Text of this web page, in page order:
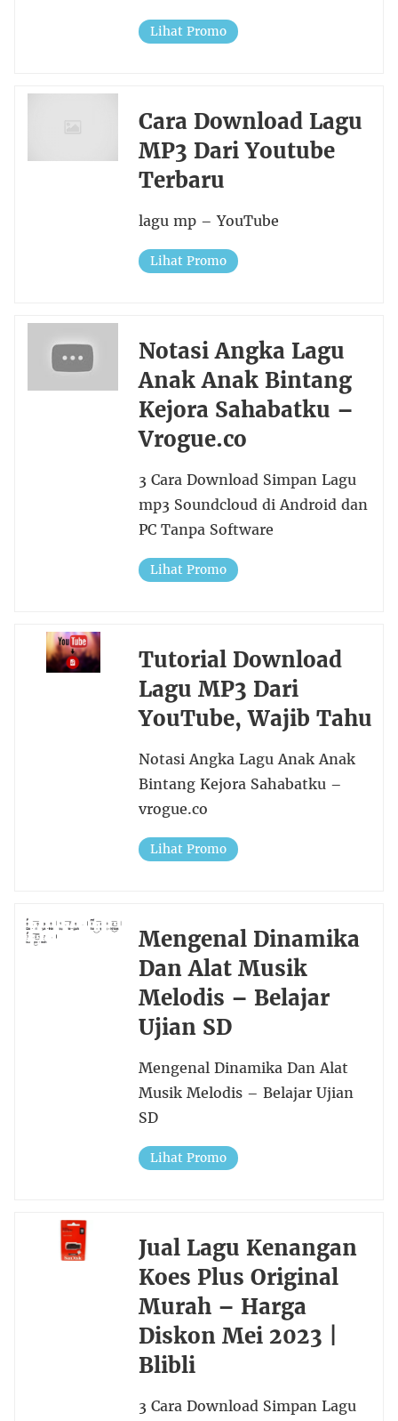
Lihat Promo
Cara Download Lagu
MP3 Dari Youtube
Terbaru
lagu mp – YouTube
Lihat Promo
Notasi Angka Lagu
Anak Anak Bintang
Kejora Sahabatku –
Vrogue.co
3 Cara Download Simpan Lagu
mp3 Soundcloud di Android dan
PC Tanpa Software
Lihat Promo
Tutorial Download
Lagu MP3 Dari
YouTube, Wajib Tahu
Notasi Angka Lagu Anak Anak
Bintang Kejora Sahabatku –
vrogue.co
Lihat Promo
Mengenal Dinamika
Dan Alat Musik
Melodis – Belajar
Ujian SD
Mengenal Dinamika Dan Alat
Musik Melodis – Belajar Ujian
SD
Lihat Promo
Jual Lagu Kenangan
Koes Plus Original
Murah – Harga
Diskon Mei 2023 |
Blibli
3 Cara Download Simpan Lagu